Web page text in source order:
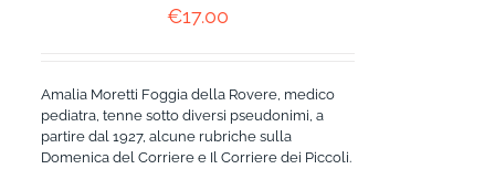
€17.00
Amalia Moretti Foggia della Rovere, medico
pediatra, tenne sotto diversi pseudonimi, a
partire dal 1927, alcune rubriche sulla
Domenica del Corriere e Il Corriere dei Piccoli.